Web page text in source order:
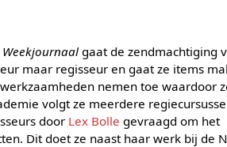
Weekjournaal gaat de zendmachtiging
maar regisseur en gaat ze items
nemen toe waardoor
volgt ze meerdere
door Lex Bolle gevraagd om het
Dit doet ze naast haar werk bij de